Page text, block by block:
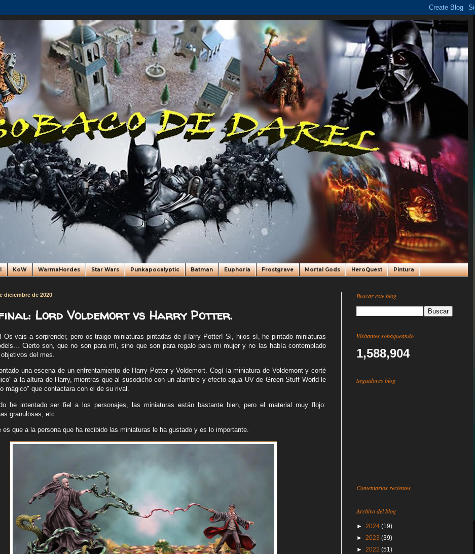
KoW WarmaHordes Star Wars Punkapocalyptic Batman Euphoria Frostgrave Mortal Gods HeroQuest Pintura
diciembre de 2020
Lord Voldemort vs Harry Potter.
Os vais a sorprender, pero os traigo miniaturas pintadas de ¡Harry Potter! Si, hijos sí, he pintado miniaturas
Cierto son, que no son para mí, sino que son para regalo para mi mujer y no las había contemplado
del mes.
una escena de un enfrentamiento de Harry Potter y Voldemort. Cogí la miniatura de Voldemont y corté
a la altura de Harry, mientras que al susodicho con un alambre y efecto agua UV de Green Stuff World le
mágico" que contactara con el de su rival.
he intentado ser fiel a los personajes, las miniaturas están bastante bien, pero el material muy flojo:
granulosas, etc.
es que a la persona que ha recibido las miniaturas le ha gustado y es lo importante.
Buscar este blog
Visitantes sobaqueando
1,588,904
Seguidores blog
Comentarios recientes
Archivo del blog
► 2024 (19)
► 2023 (39)
► 2022 (51)